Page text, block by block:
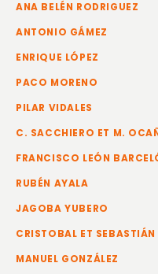
ANA BELÉN RODRIGUEZ
ANTONIO GÁMEZ
ENRIQUE LÓPEZ
PACO MORENO
PILAR VIDALES
C. SACCHIERO ET M.
FRANCISCO LEÓN
RUBÉN AYALA
JAGOBA YUBERO
CRISTOBAL ET SEBASTIÁN
MANUEL GONZÁLEZ